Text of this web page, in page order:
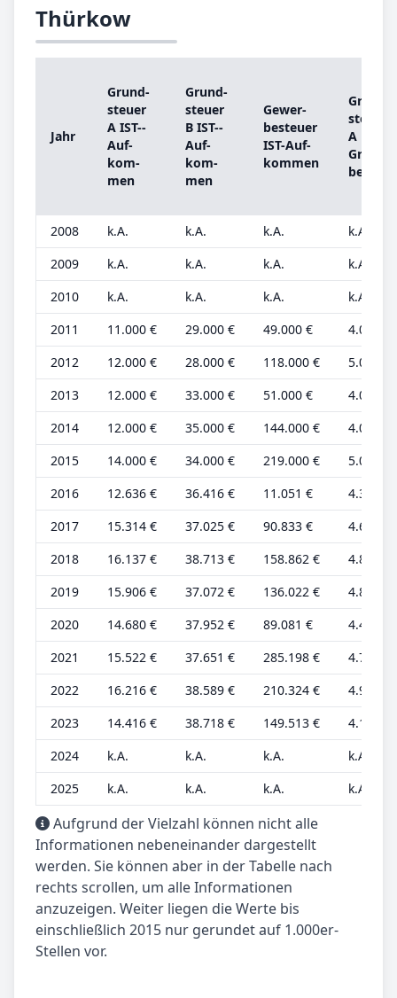
Thürkow
Jahr
Grund­
steu­er
A IST-­
Auf­
kom­
men
Grund­
steu­er
B IST-­
Auf­
kom­
men
Ge­wer­
be­steu­er
IST-­Auf­
kom­men
Grund­
steu­er
A
Grund­
be­trag
2008 k.A. k.A. k.A.
k.A.
2009
k.A. k.A. k.A.
k.A.
2010
k.A. k.A. k.A.
k.A.
2011
11.000 € 29.000 € 49.000 €
4.000 €
2012
12.000 € 28.000 € 118.000 €
5.000 €
2013
12.000 € 33.000 € 51.000 €
4.000 €
2014
12.000 € 35.000 € 144.000 €
4.000 €
2015
14.000 € 34.000 € 219.000 €
5.000 €
2016
12.636 € 36.416 € 11.051 €
4.357 €
2017
15.314 € 37.025 € 90.833 €
4.641 €
2018
16.137 € 38.713 € 158.862 €
4.890 €
2019
15.906 € 37.072 € 136.022 €
4.820 €
2020
14.680 € 37.952 € 89.081 €
4.448 €
2021
15.522 € 37.651 € 285.198 €
4.704 €
2022
16.216 € 38.589 € 210.324 €
4.914 €
2023
14.416 € 38.718 € 149.513 €
4.119 €
2024
k.A. k.A. k.A.
k.A.
2025
k.A. k.A. k.A. k.A.
Aufgrund der Vielzahl können nicht alle
Informationen nebeneinander dargestellt
werden. Sie können aber in der Tabelle nach
rechts scrollen, um alle Informationen
anzuzeigen. Weiter liegen die Werte bis
einschließlich 2015 nur gerundet auf 1.000er-
Stellen vor.